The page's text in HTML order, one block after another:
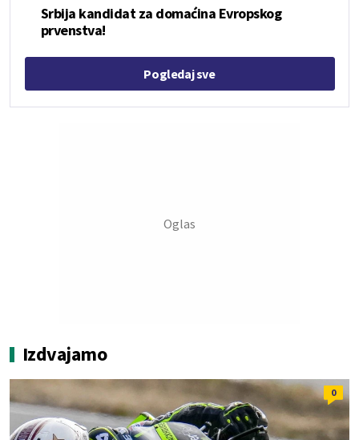
Srbija kandidat za domaćina Evropskog
prvenstva!
Pogledaj sve
Izdvajamo
0